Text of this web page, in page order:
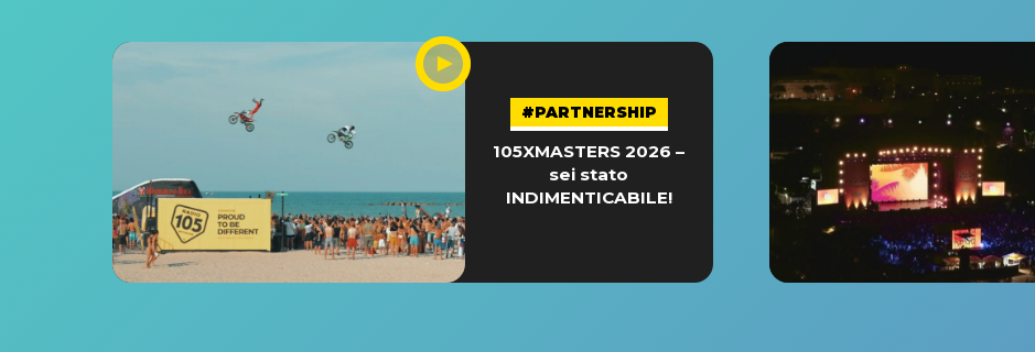
#PARTNERSHIP
105XMASTERS 2026 –
sei stato
INDIMENTICABILE!